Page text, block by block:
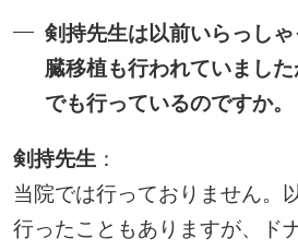
剣持先生は以前いらっし
臓移植も行われていまし
でも行っているのですか。
剣持先生：
当院では行っておりません。
行ったこともありますが、ド